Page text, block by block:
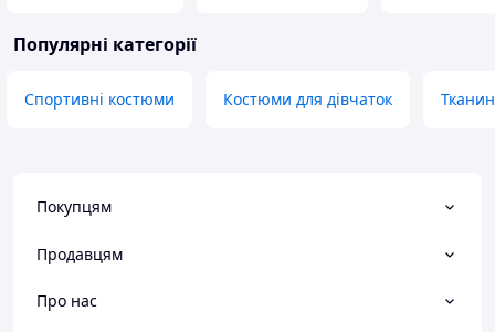
Популярні категорії
Спортивні костюми Костюми для дівчаток
Покупцям
Продавцям
Про нас